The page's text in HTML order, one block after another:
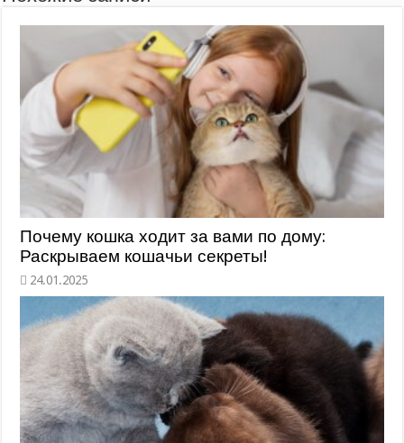
Почему кошка ходит за вами по дому:
Раскрываем кошачьи секреты!